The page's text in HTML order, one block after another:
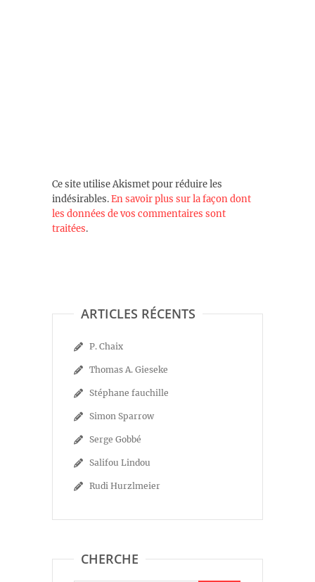
Ce site utilise Akismet pour réduire les
indésirables.En savoir plus sur la façon dont
les données de vos commentaires sont
traitées.
ARTICLES RÉCENTS
P. Chaix
Thomas A. Gieseke
Stéphane fauchille
Simon Sparrow
Serge Gobbé
Salifou Lindou
Rudi Hurzlmeier
CHERCHE